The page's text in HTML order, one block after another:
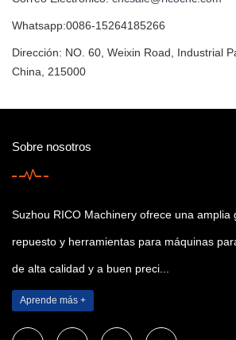
Whatsapp:0086-15264185266
Dirección: NO. 60, Weixin Road, Industrial
China, 215000
Sobre nosotros
Suzhou RICO Machinery ofrece una amplia
repuesto y herramientas para máquinas
de alta calidad y a buen preci...
Aprende más +